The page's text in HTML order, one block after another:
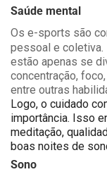
Saúde mental
Os e-sports são
pessoal e coletiva.
estão apenas se
concentração,
entre outras
Logo, o cuidado
importância. Isso
meditação,
boas noites de
Sono